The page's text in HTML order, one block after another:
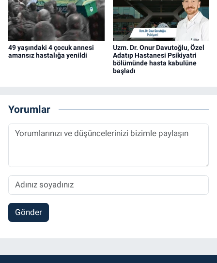
49 yaşındaki 4 çocuk annesi
amansız hastalığa yenildi
Uzm. Dr. Onur Davutoğlu, Özel
Adatıp Hastanesi Psikiyatri
bölümünde hasta kabulüne
başladı
Yorumlar
Gönder